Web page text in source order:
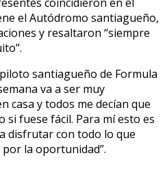
el Autódromo santiagueño,
y resaltaron “siempre
santiagueño de Formula
va a ser muy
casa y todos me decían que
fuese fácil. Para mí esto es
disfrutar con todo lo que
la oportunidad”.